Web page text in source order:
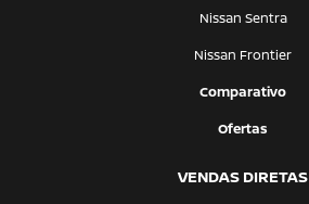
Nissan Sentra
Nissan Frontier
Comparativo
Ofertas
VENDAS DIRETAS